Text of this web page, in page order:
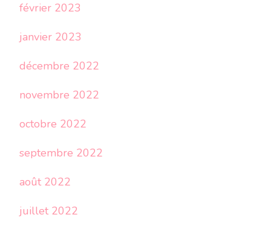
février 2023
janvier 2023
décembre 2022
novembre 2022
octobre 2022
septembre 2022
août 2022
juillet 2022